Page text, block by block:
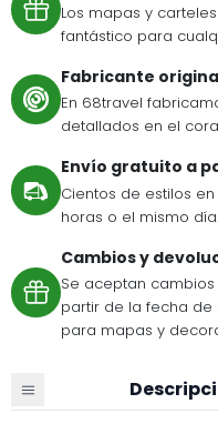
Los mapas y
fantástico para
Fabricante
En 68travel
detallados en el
Envío gratuito a
Cientos de estilos
horas o el mismo
Cambios y
Se aceptan
partir de la fecha
para mapas y